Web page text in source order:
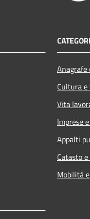
Cultura
Vita
Imprese
Appalti
Catasto
Mobilità